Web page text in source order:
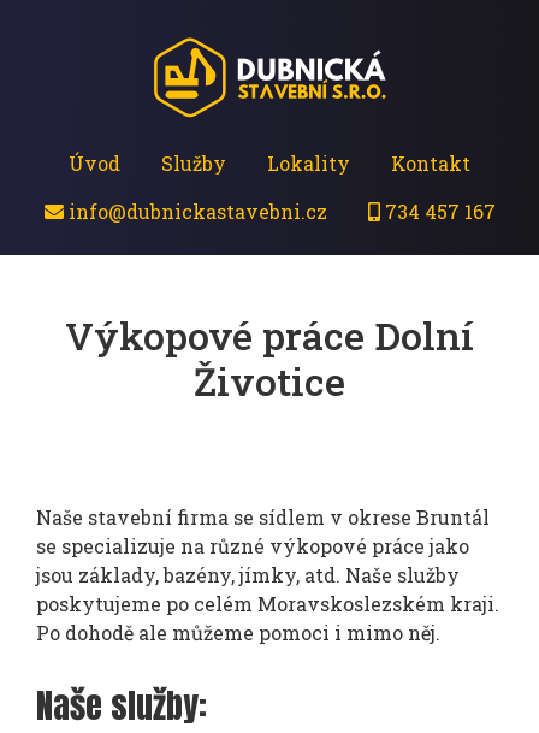
Úvod Služby Lokality
Kontakt
info@dubnickastavebni.cz
734 457 167
Výkopové práce Dolní
Životice
Naše stavební firma se sídlem v okrese Bruntál
se specializuje na různé výkopové práce jako
jsou základy, bazény, jímky, atd. Naše služby
poskytujeme po celém Moravskoslezském kraji.
Po dohodě ale můžeme pomoci i mimo něj.
Naše služby: